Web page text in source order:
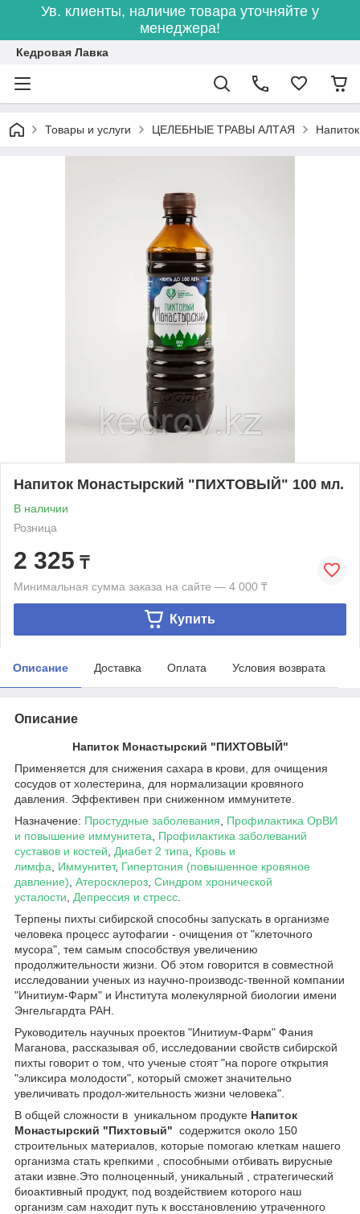
Ув. клиенты, наличие товара уточняйте у
менеджера!
Кедровая Лавка
Товары и услуги ЦЕЛЕБНЫЕ ТРАВЫ АЛТАЯ
Напиток Монастырский "ПИХТОВЫЙ" 100 мл.
В наличии
Розница
2 325 ₸
Минимальная сумма заказа на сайте — 4 000 ₸
Купить
Описание Доставка Оплата Условия возврата
Описание
Напиток Монастырский "ПИХТОВЫЙ"
Применяется для снижения сахара в крови, для очищения
сосудов от холестерина, для нормализации кровяного
давления. Эффективен при сниженном иммунитете.
Назначение: Простудные заболевания
Профилактика ОрВИ
и повышение иммунитета
Профилактика заболеваний
суставов и костей
Диабет 2 типа
Кровь и
лимфа
Иммунитет, Гипертония (повышенное кровяное
давление) Атеросклероз Синдром хронической
усталости
Депрессия и стресс
Терпены пихты сибирской способны запускать в организме
человека процесс аутофагии - очищения от "клеточного
мусора", тем самым способствуя увеличению
продолжительности жизни. Об этом говорится в совместной
исследовании ученых из научно-производс-твенной компании
"Инитиум-Фарм" и Института молекулярной биологии имени
Энгельгардта РАН.
Руководитель научных проектов "Инитиум-Фарм" Фания
Маганова, рассказывая об, исследовании свойств сибирской
пихты говорит о том, что ученые стоят "на пороге открытия
"эликсира молодости", который сможет значительно
увеличивать продол-жительность жизни человека".
В общей сложности в уникальном продукте Напиток
Монастырский "Пихтовый" содержится около 150
строительных материалов, которые помогаю клеткам нашего
организма стать крепкими , способными отбивать вирусные
атаки извне.Это полноценный, уникальный , стратегический
биоактивный продукт, под воздействием которого наш
организм сам находит путь к восстановлению утраченного